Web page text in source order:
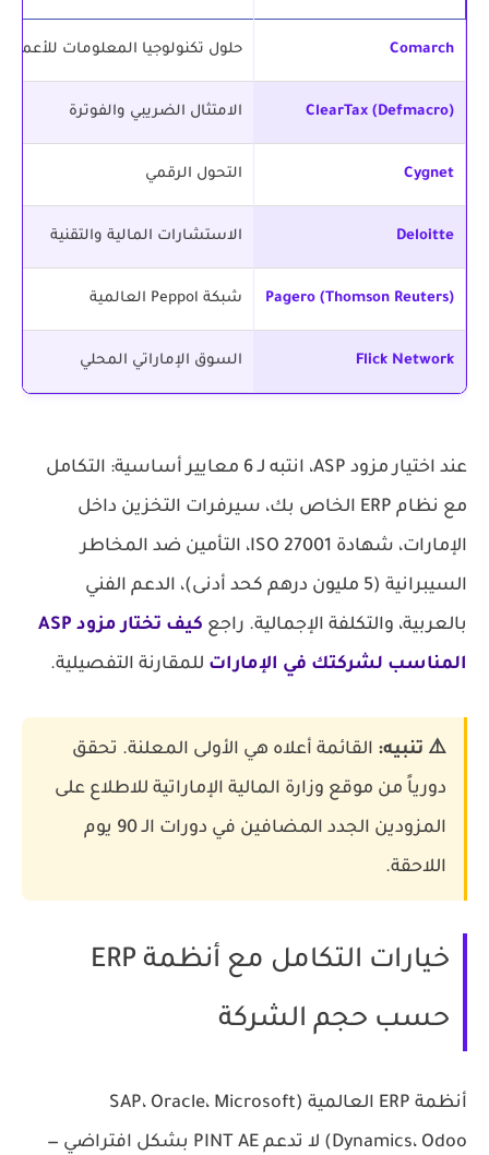
Comarch حلول تكنولوجيا المعلومات للأعمال
ClearTax (Defmacro) الامتثال الضريبي والفوترة
Cygnet التحول الرقمي
Deloitte الاستشارات المالية والتقنية
Pagero (Thomson Reuters) شبكة Peppol العالمية
Flick Network السوق الإماراتي المحلي
عند اختيار مزود ASP، انتبه لـ 6 معايير أساسية: التكامل
مع نظام ERP الخاص بك، سيرفرات التخزين داخل
الإمارات، شهادة ISO 27001، التأمين ضد المخاطر
السيبرانية (5 مليون درهم كحد أدنى)، الدعم الفني
بالعربية، والتكلفة الإجمالية. راجع
كيف تختار مزود ASP
المناسب لشركتك في الإمارات للمقارنة التفصيلية.
⚠️ تنبيه: القائمة أعلاه هي الأولى المعلنة. تحقق
دورياً من موقع وزارة المالية الإماراتية للاطلاع على
المزودين الجدد المضافين في دورات الـ 90 يوم
اللاحقة.
خيارات التكامل مع أنظمة ERP
حسب حجم الشركة
أنظمة ERP العالمية (SAP، Oracle، Microsoft
Dynamics، Odoo) لا تدعم PINT AE بشكل افتراضي —